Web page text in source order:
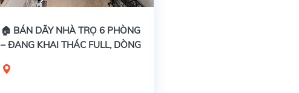
🏠 BÁN DÃY NHÀ TRỌ 6 PHÒNG
– ĐANG KHAI THÁC FULL, DÒNG